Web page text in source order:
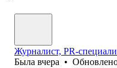
Журналист, PR-
Была вчера •